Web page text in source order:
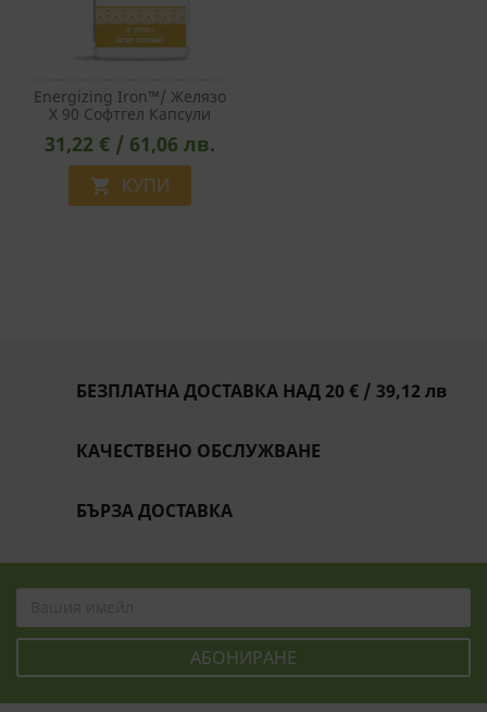
Energizing Iron™/ Желязо
Х 90 Софтгел Капсули
31,22 € / 61,06 лв.
 КУПИ
БЕЗПЛАТНА ДОСТАВКА НАД 20 € / 39,12 лв
КАЧЕСТВЕНО ОБСЛУЖВАНЕ
БЪРЗА ДОСТАВКА